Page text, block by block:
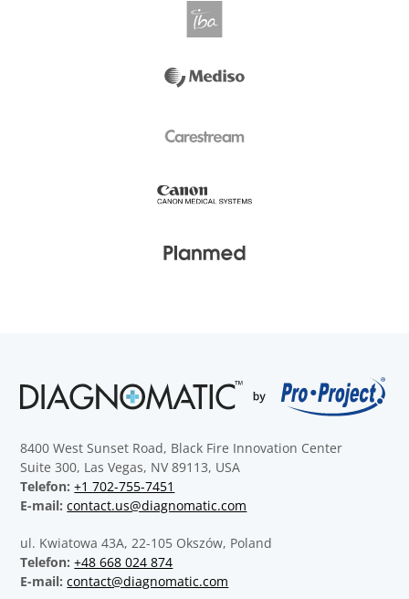
8400 West Sunset Road, Black Fire Innovation Center
Suite 300, Las Vegas, NV 89113, USA
Telefon: +1 702-755-7451
E-mail: contact.us@diagnomatic.com
ul. Kwiatowa 43A, 22-105 Okszów, Poland
Telefon: +48 668 024 874
E-mail: contact@diagnomatic.com